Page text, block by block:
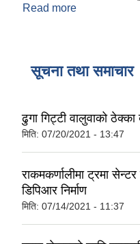
Read more
सूचना तथा समाचार
ढुगा गिट्टी वालुवाको
मिति: 07/20/2021 - 13:47
राकमकर्णालीमा ट्रमा
डिपिआर निर्माण
मिति: 07/14/2021 - 11:37